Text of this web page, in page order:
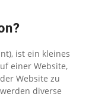
ist ein kleines
einer Website,
Website zu
diverse